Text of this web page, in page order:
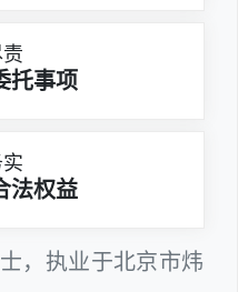
托事项
法权益
，执业于北京市炜